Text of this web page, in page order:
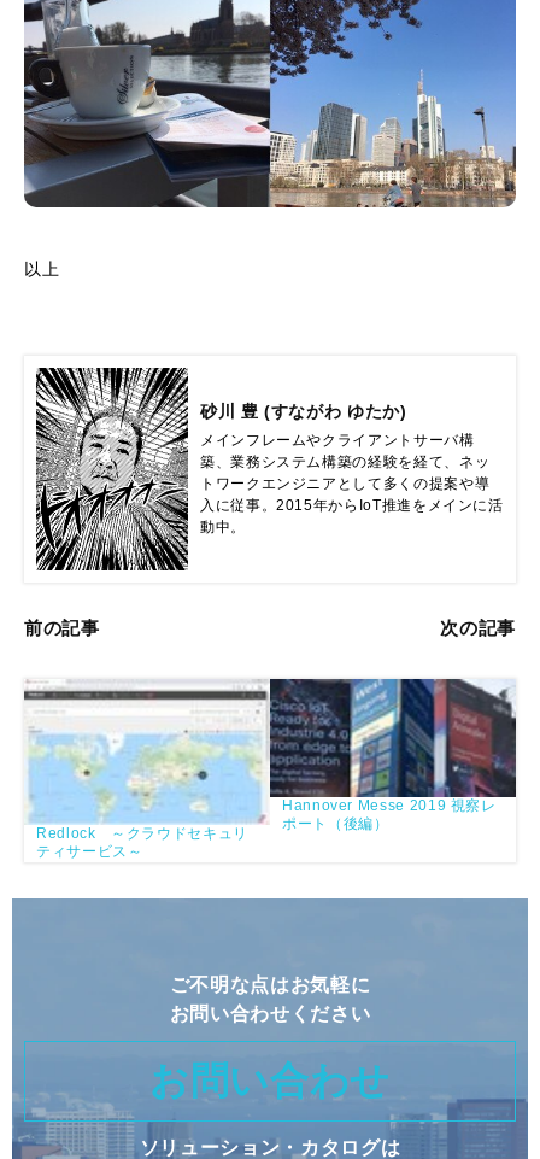
以上
砂川 豊 (すながわ ゆたか)
メインフレームやクライアントサーバ構
築、業務システム構築の経験を経て、ネッ
トワークエンジニアとして多くの提案や導
入に従事。2015年からIoT推進をメインに活
動中。
前の記事
Redlock ～クラウドセキュリ
ティサービス～
次の記事
Hannover Messe 2019 視察レ
ポート（後編）
ご不明な点はお気軽に
お問い合わせください
お問い合わせ
ソリューション・カタログは